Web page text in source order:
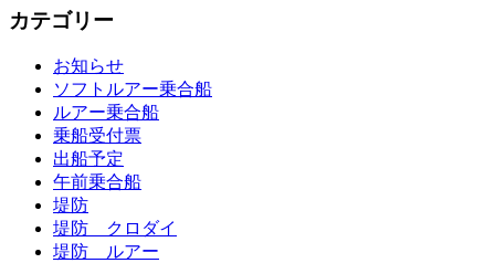
カテゴリー
お知らせ
ソフトルアー乗合船
ルアー乗合船
乗船受付票
出船予定
午前乗合船
堤防
堤防 クロダイ
堤防 ルアー